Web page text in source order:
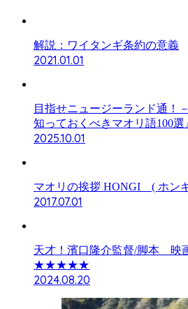
解説：ワイタンギ条約の意義
2021.01.01
目指せニュージーランド通！
知っておくべきマオリ語100選
2025.10.01
マオリの挨拶 HONGI ( ホン
2017.07.01
天才！濱口隆介監督/脚本 映
★★★★★
2024.08.20